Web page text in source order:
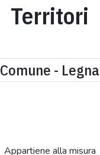
Territori
Comune -
Appartiene alla misura